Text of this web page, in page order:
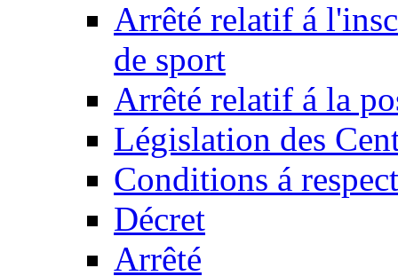
Arrêté relatif á
de sport
Arrêté relatif á la
Législation des
Conditions á
Décret
Arrêté